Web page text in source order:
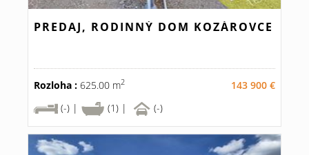
PREDAJ, RODINNÝ DOM KOZÁROVCE
Rozloha : 625.00 m2
143 900 €
(-) |
(1) | (-)